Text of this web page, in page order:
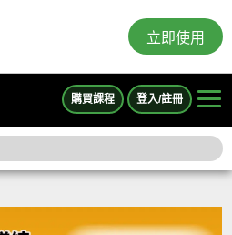
立即使用
購買課程 登入/註冊